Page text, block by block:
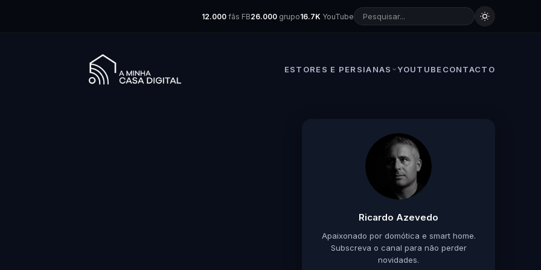
12.000 fãs FB26.000 grupo16.7K YouTube
ESTORES E PERSIANAS YOUTUBE CONTACTO
Ricardo Azevedo
Apaixonado por domótica e smart home.
Subscreva o canal para não perder
novidades.